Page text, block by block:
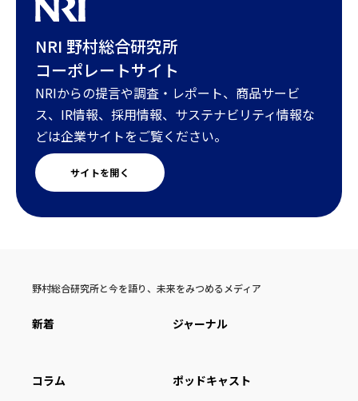
NRI 野村総合研究所
コーポレートサイト
NRIからの提言や調査・レポート、商品サービ
ス、IR情報、採用情報、サステナビリティ情報な
どは企業サイトをご覧ください。
サイトを開く
野村総合研究所と今を語り、未来をみつめるメディア
新着 ジャーナル
コラム ポッドキャスト